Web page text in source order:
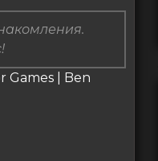
Games | Ben